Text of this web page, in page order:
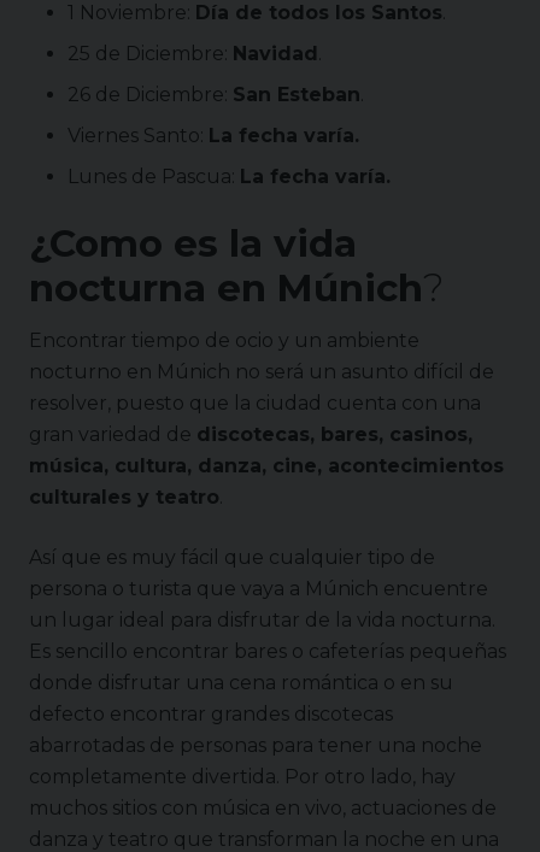
1 Noviembre: Día de todos los Santos.
25 de Diciembre: Navidad.
26 de Diciembre: San Esteban.
Viernes Santo: La fecha varía.
Lunes de Pascua: La fecha varía.
¿Como es la vida
nocturna en Múnich?
Encontrar tiempo de ocio y un ambiente
nocturno en Múnich no será un asunto difícil de
resolver, puesto que la ciudad cuenta con una
gran variedad de discotecas, bares, casinos,
música, cultura, danza, cine, acontecimientos
culturales y teatro.
Así que es muy fácil que cualquier tipo de
persona o turista que vaya a Múnich encuentre
un lugar ideal para disfrutar de la vida nocturna.
Es sencillo encontrar bares o cafeterías pequeñas
donde disfrutar una cena romántica o en su
defecto encontrar grandes discotecas
abarrotadas de personas para tener una noche
completamente divertida. Por otro lado, hay
muchos sitios con música en vivo, actuaciones de
danza y teatro que transforman la noche en una